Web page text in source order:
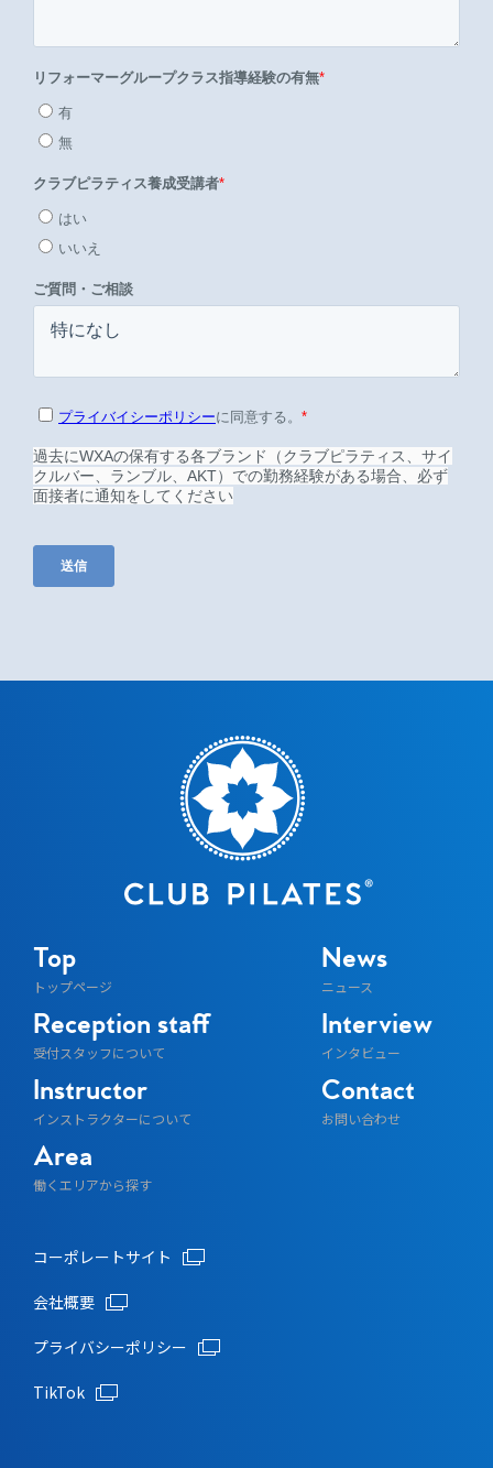
Top
トップページ
News
ニュース
Reception staff
受付スタッフについて
Interview
インタビュー
Instructor
インストラクターについて
Contact
お問い合わせ
Area
働くエリアから探す
コーポレートサイト
会社概要
プライバシーポリシー
TikTok